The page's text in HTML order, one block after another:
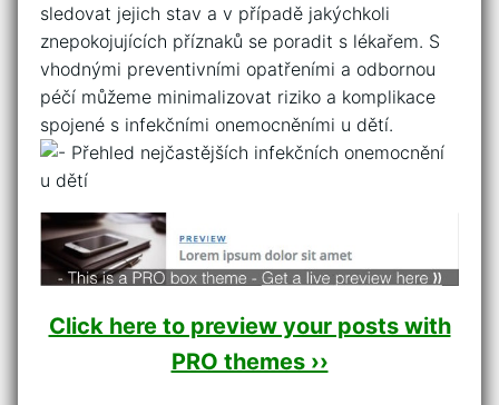
sledovat⁤ jejich ​stav a v případě jakýchkoli
znepokojujících příznaků​ se poradit s lékařem. S
vhodnými preventivními opatřeními a⁣ odbornou
péčí můžeme minimalizovat riziko⁣ a ‍komplikace
spojené⁤ s ⁤infekčními⁢ onemocněními ⁣u ⁤dětí.
Click here to preview your posts with
PRO themes ››